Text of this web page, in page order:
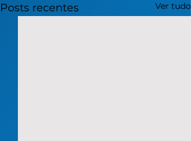
Posts recentes Ver tudo